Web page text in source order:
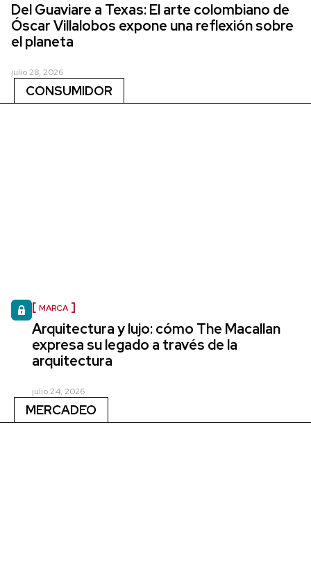
Del Guaviare a Texas: El arte colombiano de
Óscar Villalobos expone una reflexión sobre
el planeta
julio 28, 2026
CONSUMIDOR
MARCA
Arquitectura y lujo: cómo The Macallan
expresa su legado a través de la
arquitectura
julio 24, 2026
MERCADEO